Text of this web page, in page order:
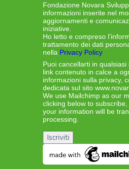
Fondazione Novara
informazioni inserite nel
aggiornamenti e
iniziative.
Ho letto e compreso
trattamento dei dati
nella Privacy Policy
Puoi cancellarti in
link contenuto in calce a
informazioni sulla privacy,
dedicata sul sito
We use Mailchimp as our
clicking below to
your information will be
processing.